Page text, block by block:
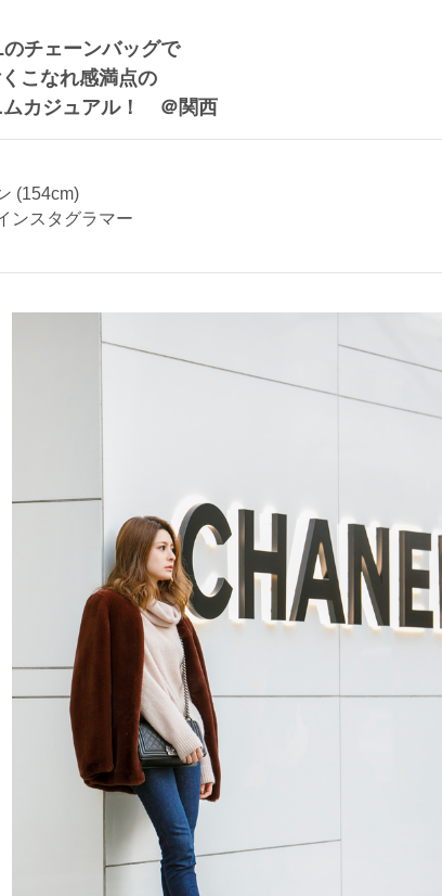
チェーンバッグで
こなれ感満点の
ムカジュアル！ ＠関西
(154cm)
ンスタグラマー